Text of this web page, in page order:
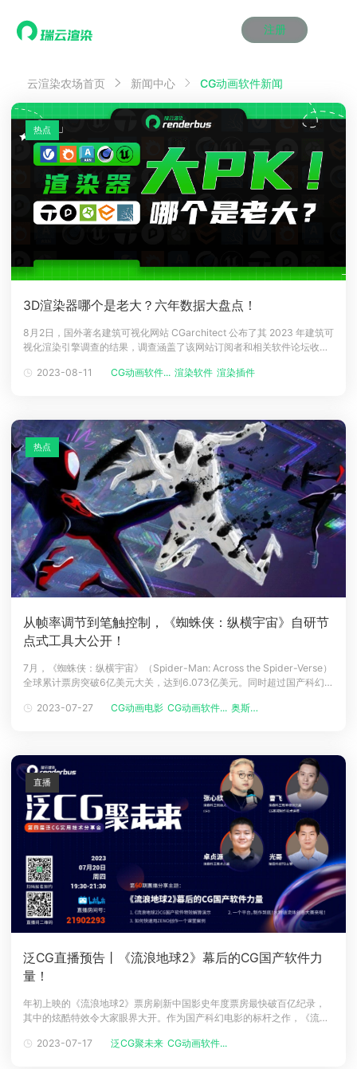
注册
产品服务
效果图渲染
云渲染管理系统
瑞兔百宝箱
AI视频插帧
效果图渲染
云渲染管理系统
瑞兔百宝箱
AI视频插帧
效果图渲染
云渲染管理系统
瑞兔百宝箱
AI视频插帧
效果图渲染
云渲染管理系统
瑞兔百宝箱
AI视频插帧
效果图渲染
云渲染管理系统
瑞兔百宝箱
AI视频插帧
效果图渲染
云渲染管理系统
瑞兔百宝箱
AI视频插帧
解决方案
Maya云渲染方案
3ds Max云渲染方案
Cinema 4D云渲染方案
Blender 云渲染方案
Maya AI渲染方案
Maya云渲染方案
3ds Max云渲染方案
Cinema 4D云渲染方案
Blender 云渲染方案
Maya AI渲染方案
Maya云渲染方案
3ds Max云渲染方案
Cinema 4D云渲染方案
Blender 云渲染方案
Maya AI渲染方案
Maya云渲染方案
3ds Max云渲染方案
Cinema 4D云渲染方案
Blender 云渲染方案
Maya AI渲染方案
Maya云渲染方案
3ds Max云渲染方案
Cinema 4D云渲染方案
Blender 云渲染方案
Maya AI渲染方案
Maya云渲染方案
3ds Max云渲染方案
Cinema 4D云渲染方案
Blender 云渲染方案
Maya AI渲染方案
价格
动画价格
效果图价格
动画价格
效果图价格
动画价格
效果图价格
动画价格
效果图价格
动画价格
效果图价格
动画价格
效果图价格
案例
资讯&赛事
渲染百科
渲染大赛
泛CG交流会
渲染百科
渲染大赛
泛CG交流会
渲染百科
渲染大赛
泛CG交流会
渲染百科
渲染大赛
泛CG交流会
渲染百科
渲染大赛
泛CG交流会
渲染百科
渲染大赛
泛CG交流会
特惠专区
教育优惠
教育优惠
教育优惠
教育优惠
教育优惠
教育优惠
关于我们
下载
登录
云渲染农场首页 新闻中心 CG动画软件新闻
3D渲染器哪个是老大？六年数据大盘点！
8月2日，国外著名建筑可视化网站 CGarchitect 公布了其 2023 年建筑可
视化渲染引擎调查的结果，调查涵盖了该网站订阅者和相关软件论坛收集
1、2023 年建筑可视化渲染引擎调查结果CGarchitect在2023年3月1日
2023-08-11 CG动画软件... 渲染软件 渲染插件
热点
从帧率调节到笔触控制，《蜘蛛侠：纵横宇宙》自研节
点式工具大公开！
7月，《蜘蛛侠：纵横宇宙》（Spider-Man: Across the Spider-Verse）
全球累计票房突破6亿美元大关，达到6.073亿美元。同时超过国产科幻电
蛛侠：纵横宇宙》《蜘蛛侠：纵横宇宙》的视觉风格延续了前作潮酷炫目
2023-07-27 CG动画电影 CG动画软件... 奥斯卡渲染资...
热点
泛CG直播预告丨《流浪地球2》幕后的CG国产软件力
量！
年初上映的《流浪地球2》票房刷新中国影史年度票房最快破百亿纪录，
其中的炫酷特效令大家眼界大开。作为国产科幻电影的标杆之作，《流浪
部影片中，我们看到了中国电影品质、中国电影工业化水平的巨大提升。
2023-07-17 泛CG聚未来 CG动画软件...
直播